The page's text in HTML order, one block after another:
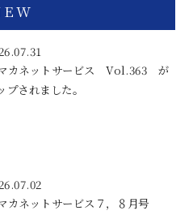
カネットサービス Vol.363 が
プされました。
カネットサービス７，８月号